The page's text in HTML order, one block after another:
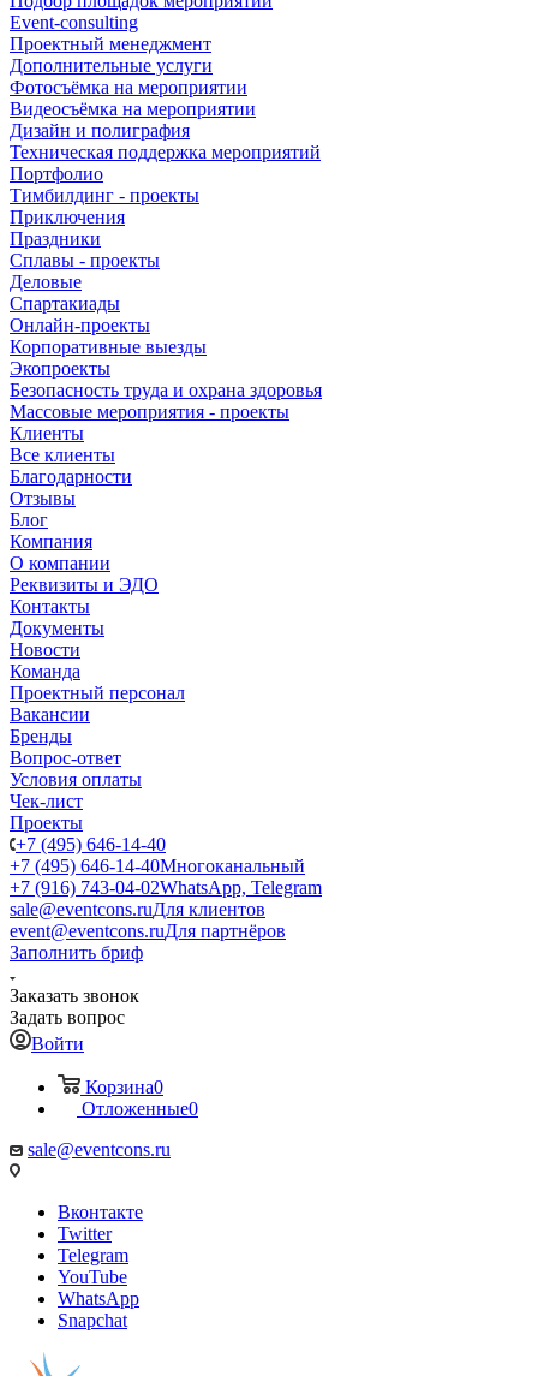
Event-consulting
Проектный менеджмент
Дополнительные услуги
Фотосъёмка на мероприятии
Видеосъёмка на мероприятии
Дизайн и полиграфия
Техническая поддержка мероприятий
Портфолио
Тимбилдинг - проекты
Приключения
Праздники
Сплавы - проекты
Деловые
Спартакиады
Онлайн-проекты
Корпоративные выезды
Экопроекты
Безопасность труда и охрана здоровья
Массовые мероприятия - проекты
Клиенты
Все клиенты
Благодарности
Отзывы
Блог
Компания
О компании
Реквизиты и ЭДО
Контакты
Документы
Новости
Команда
Проектный персонал
Вакансии
Бренды
Вопрос-ответ
Условия оплаты
Чек-лист
Проекты
+7 (495) 646-14-40
+7 (495) 646-14-40Многоканальный
+7 (916) 743-04-02WhatsApp, Telegram
sale@eventcons.ruДля клиентов
event@eventcons.ruДля партнёров
Заполнить бриф
Заказать звонок
Задать вопрос
Войти
Корзина0
Отложенные0
sale@eventcons.ru
Вконтакте
Twitter
Telegram
YouTube
WhatsApp
Snapchat